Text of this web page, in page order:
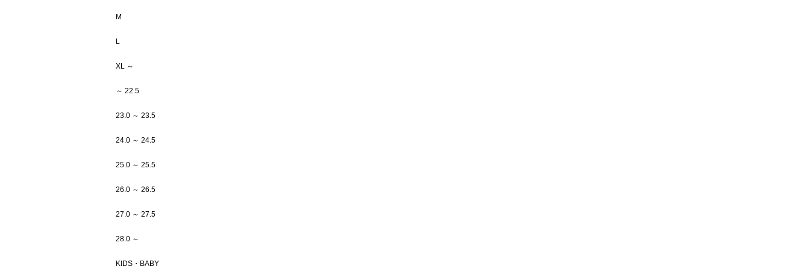
M
L
XL ～
～ 22.5
23.0 ～ 23.5
24.0 ～ 24.5
25.0 ～ 25.5
26.0 ～ 26.5
27.0 ～ 27.5
28.0 ～
KIDS・BABY